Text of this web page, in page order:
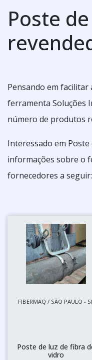
Poste
Pensando em facilitar
ferramenta Soluções
número de produtos
Interessado em
informações sobre o
fornecedores a seguir:
FIBERMAQ / SÃO PAULO -
Poste de luz de fibra
vidro